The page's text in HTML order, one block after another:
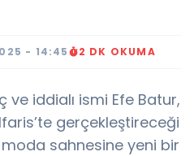
- 14:45 2 DK OKUMA
ve iddialı ismi Efe Batur,
gerçekleştireceği
sahnesine yeni bir